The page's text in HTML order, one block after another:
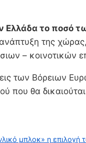
Ελλάδα το ποσό
της
– κοινοτικών
των Βόρειων
που θα
μπλοκ» η